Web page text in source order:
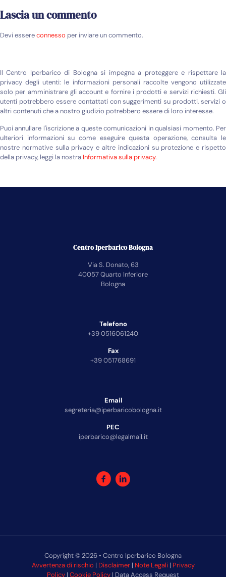
Lascia un commento
Devi essereconnesso per inviare un commento.
Il Centro Iperbarico di Bologna si impegna a proteggere e rispettare la
privacy degli utenti: le informazioni personali raccolte vengono utilizzate
solo per amministrare gli account e fornire i prodotti e servizi richiesti. Gli
utenti potrebbero essere contattati con suggerimenti su prodotti, servizi o
altri contenuti che a nostro giudizio potrebbero essere di loro interesse.
Puoi annullare l'iscrizione a queste comunicazioni in qualsiasi momento. Per
ulteriori informazioni su come eseguire questa operazione, consulta le
nostre normative sulla privacy e altre indicazioni su protezione e rispetto
della privacy, leggi la nostra Informativa sulla privacy.
Centro Iperbarico Bologna
Via S. Donato, 63
40057 Quarto Inferiore
Bologna
Telefono
+39 0516061240
Fax
+39 051768691
Email
segreteria@iperbaricobologna.it
PEC
iperbarico@legalmail.it
Copyright © 2026 • Centro Iperbarico Bologna
Avvertenza di rischio | Disclaimer| Note Legali| Privacy
Policy | Cookie Policy | Data Access Request